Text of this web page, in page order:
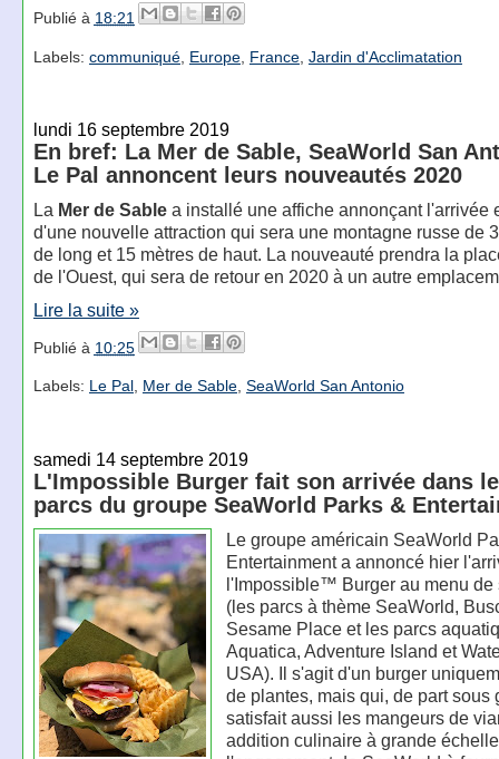
Publié à 18:21
Labels: communiqué, Europe, France, Jardin d'Acclimatation
lundi 16 septembre 2019
En bref: La Mer de Sable, SeaWorld San
Le Pal annoncent leurs nouveautés 2020
La Mer de Sablea installé une affiche annonçant l'arrivée
d'une nouvelle attraction qui sera une montagne russe de
de long et 15 mètres de haut. La nouveauté prendra la
de l'Ouest, qui sera de retour en 2020 à un autre
Lire la suite »
Publié à 10:25
Labels: Le Pal, Mer de Sable, SeaWorld San Antonio
samedi 14 septembre 2019
L'Impossible Burger fait son arrivée dans
parcs du groupe SeaWorld Parks &
Le groupe américain SeaWorld
Entertainment a annoncé hier
l'Impossible™ Burger au menu de
(les parcs à thème SeaWorld,
Sesame Place et les parcs
Aquatica, Adventure Island et
USA). Il s'agit d'un burger
de plantes, mais qui, de part sous
satisfait aussi les mangeurs de
addition culinaire à grande